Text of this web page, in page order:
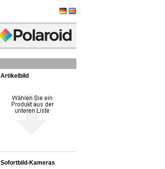
Artikelbild
Sofortbild-Kameras